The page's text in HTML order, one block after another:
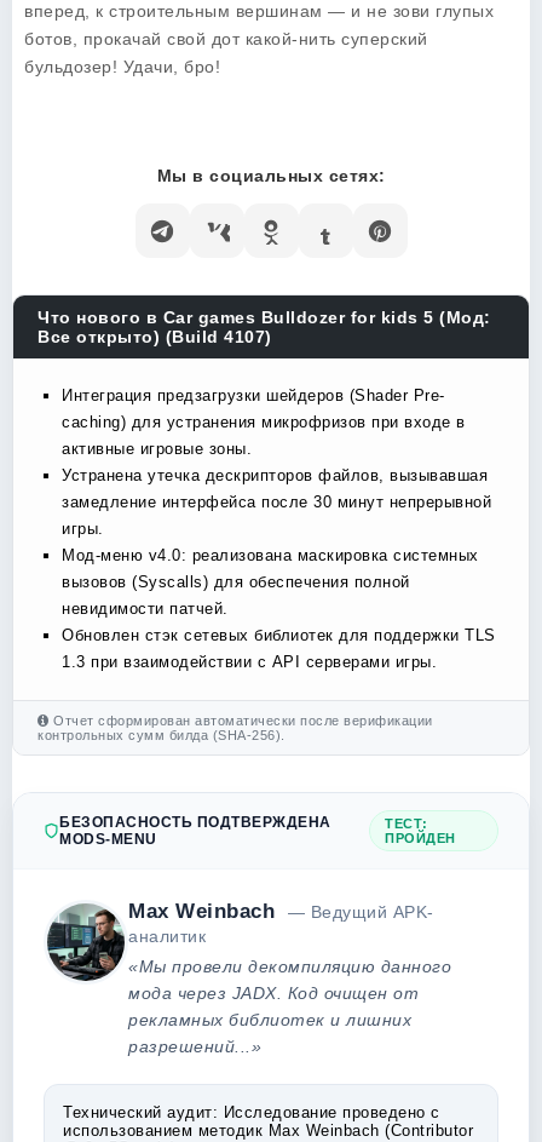
вперед, к строительным вершинам — и не зови глупых
ботов, прокачай свой дот какой-нить суперский
бульдозер! Удачи, бро!
Мы в социальных сетях:
Что нового в Car games Bulldozer for kids 5 (Мод:
Все открыто) (Build 4107)
Интеграция предзагрузки шейдеров (Shader Pre-
caching) для устранения микрофризов при входе в
активные игровые зоны.
Устранена утечка дескрипторов файлов, вызывавшая
замедление интерфейса после 30 минут непрерывной
игры.
Мод-меню v4.0: реализована маскировка системных
вызовов (Syscalls) для обеспечения полной
невидимости патчей.
Обновлен стэк сетевых библиотек для поддержки TLS
1.3 при взаимодействии с API серверами игры.
Отчет сформирован автоматически после верификации
контрольных сумм билда (SHA-256).
БЕЗОПАСНОСТЬ ПОДТВЕРЖДЕНА
MODS-MENU
ТЕСТ:
ПРОЙДЕН
Max Weinbach
— Ведущий APK-
аналитик
«Мы провели декомпиляцию данного
мода через JADX. Код очищен от
рекламных библиотек и лишних
разрешений...»
Технический аудит: Исследование проведено с
использованием методик Max Weinbach (Contributor